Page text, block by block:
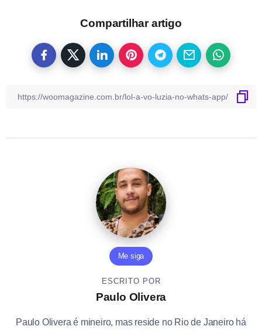
Compartilhar artigo
Me siga
ESCRITO POR
Paulo Olivera
Paulo Olivera é mineiro, mas reside no Rio de Janeiro há